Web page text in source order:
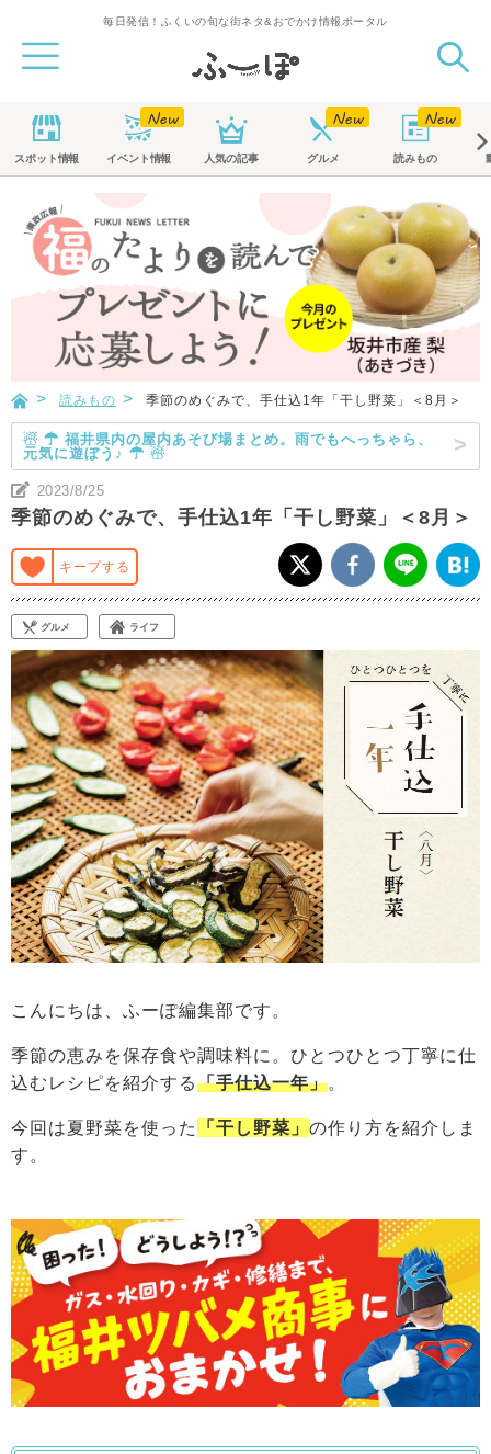
毎日発信！ふくいの旬な街ネタ&おでかけ情報ポータル
スポット情報 イベント情報 人気の記事 グルメ 読みもの
読みもの 季節のめぐみで、手仕込1年「干し野菜」＜8月＞
☃ ☂ 福井県内の屋内あそび場まとめ。雨でもへっちゃら、
元気に遊ぼう♪ ☂ ☃
2023/8/25
季節のめぐみで、手仕込1年「干し野菜」＜8月＞
キープする
グルメ ライフ
こんにちは、ふーぽ編集部です。
季節の恵みを保存食や調味料に。ひとつひとつ丁寧に仕
込むレシピを紹介する「手仕込一年」。
今回は夏野菜を使った 「干し野菜」 の作り方を紹介しま
す。